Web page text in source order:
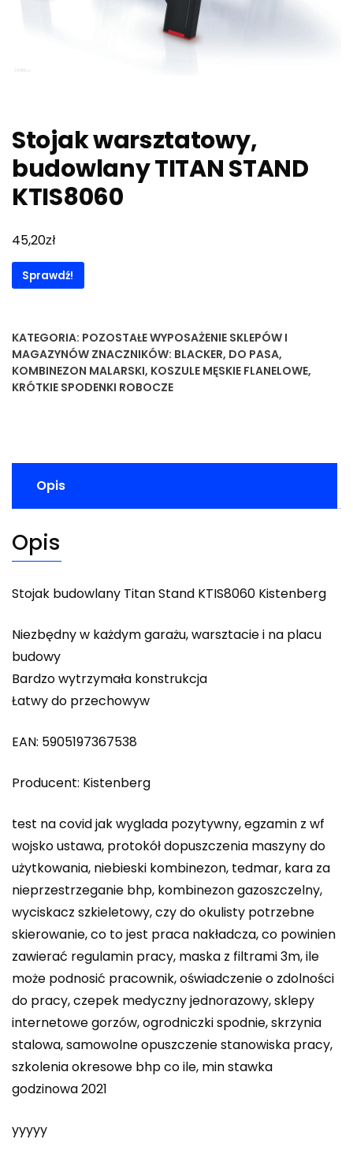
Stojak warsztatowy,
budowlany TITAN STAND
KTIS8060
45,20zł
Sprawdź!
KATEGORIA: POZOSTAŁE WYPOSAŻENIE SKLEPÓW I
MAGAZYNÓW ZNACZNIKÓW: BLACKER, DO PASA,
KOMBINEZON MALARSKI, KOSZULE MĘSKIE FLANELOWE,
KRÓTKIE SPODENKI ROBOCZE
Opis
Opis
Stojak budowlany Titan Stand KTIS8060 Kistenberg
Niezbędny w każdym garażu, warsztacie i na placu
budowy
Bardzo wytrzymała konstrukcja
Łatwy do przechowyw
EAN: 5905197367538
Producent: Kistenberg
test na covid jak wyglada pozytywny, egzamin z wf
wojsko ustawa, protokół dopuszczenia maszyny do
użytkowania, niebieski kombinezon, tedmar, kara za
nieprzestrzeganie bhp, kombinezon gazoszczelny,
wyciskacz szkieletowy, czy do okulisty potrzebne
skierowanie, co to jest praca nakładcza, co powinien
zawierać regulamin pracy, maska z filtrami 3m, ile
może podnosić pracownik, oświadczenie o zdolności
do pracy, czepek medyczny jednorazowy, sklepy
internetowe gorzów, ogrodniczki spodnie, skrzynia
stalowa, samowolne opuszczenie stanowiska pracy,
szkolenia okresowe bhp co ile, min stawka
godzinowa 2021
yyyyy